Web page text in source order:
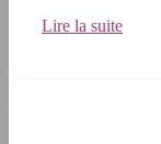
Lire la suite